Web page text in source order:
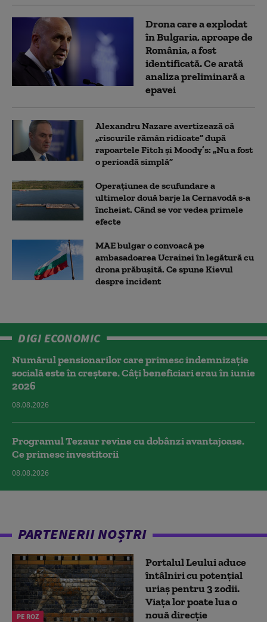
Drona care a explodat
în Bulgaria, aproape de
România, a fost
identificată. Ce arată
analiza preliminară a
epavei
Alexandru Nazare avertizează că
„riscurile rămân ridicate” după
rapoartele Fitch și Moody’s: „Nu a fost
o perioadă simplă”
Operațiunea de scufundare a
ultimelor două barje la Cernavodă s-a
încheiat. Când se vor vedea primele
efecte
MAE bulgar o convoacă pe
ambasadoarea Ucrainei în legătură cu
drona prăbuşită. Ce spune Kievul
despre incident
DIGI ECONOMIC
Numărul pensionarilor care primesc indemnizaţie
socială este în creștere. Câți beneficiari erau în iunie
2026
08.08.2026
Programul Tezaur revine cu dobânzi avantajoase.
Ce primesc investitorii
08.08.2026
PARTENERII NOȘTRI
PE ROZ
Portalul Leului aduce
întâlniri cu potențial
uriaș pentru 3 zodii.
Viața lor poate lua o
nouă direcție